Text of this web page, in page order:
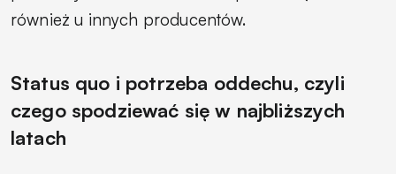
również u innych producentów.
Status quo i potrzeba oddechu, czyli
czego spodziewać się w najbliższych
latach